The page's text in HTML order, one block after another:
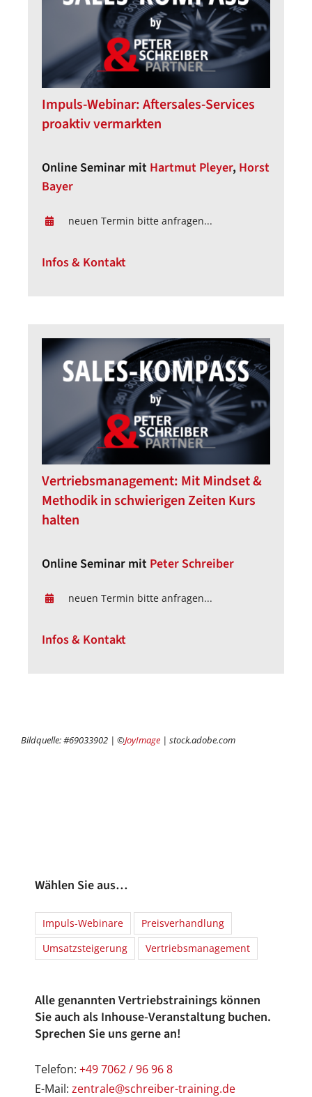
Impuls-Webinar: Aftersales-Services
proaktiv vermarkten
Online Seminar mit Hartmut Pleyer, Horst
Bayer
neuen Termin bitte anfragen...
Infos & Kontakt
Vertriebsmanagement: Mit Mindset &
Methodik in schwierigen Zeiten Kurs
halten
Online Seminar mit Peter Schreiber
neuen Termin bitte anfragen...
Infos & Kontakt
Bildquelle: #69033902 | ©JoyImage| stock.adobe.com
Wählen Sie aus…
Impuls-Webinare
Preisverhandlung
Umsatzsteigerung
Vertriebsmanagement
Alle genannten Vertriebstrainings können
Sie auch als Inhouse-Veranstaltung buchen.
Sprechen Sie uns gerne an!
Telefon: +49 7062 / 96 96 8
E-Mail: zentrale@schreiber-training.de